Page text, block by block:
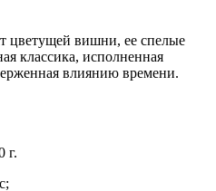
цветущей вишни, ее спелые
классика, исполненная
влиянию времени.
г.